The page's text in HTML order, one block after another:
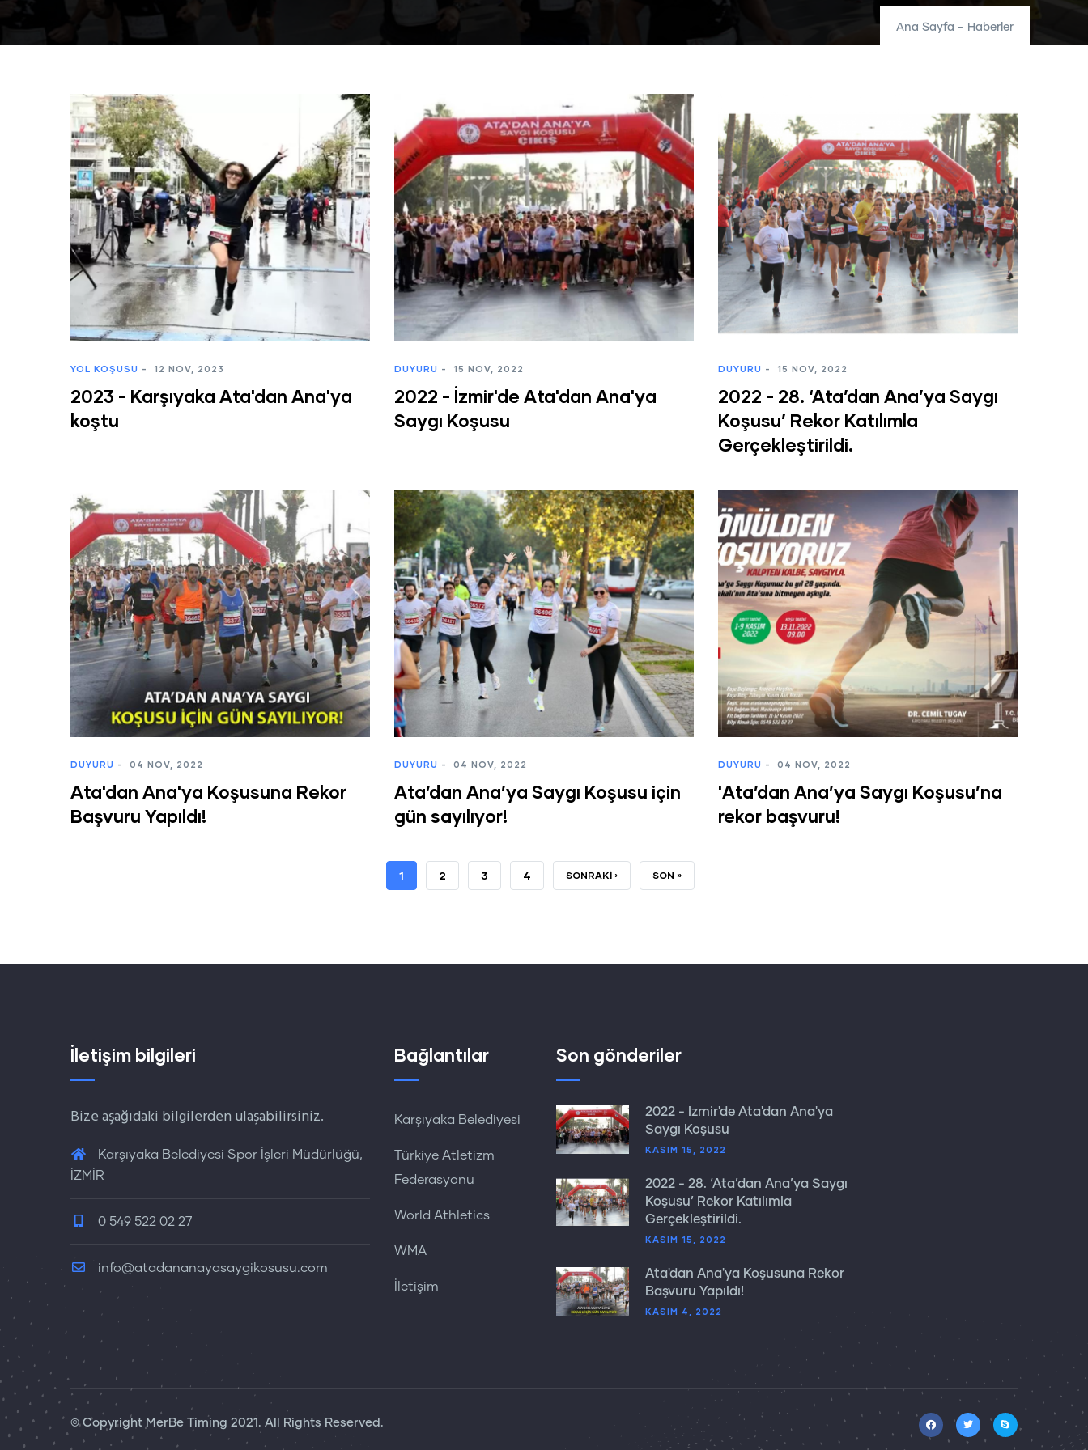
Ana Sayfa - Haberler
YOL KOŞUSU - 12 NOV, 2023
2023 - Karşıyaka Ata'dan Ana'ya
koştu
DUYURU - 15 NOV, 2022
2022 - İzmir'de Ata'dan Ana'ya
Saygı Koşusu
DUYURU - 15 NOV, 2022
2022 - 28. ‘Ata’dan Ana’ya Saygı
Koşusu’ Rekor Katılımla
Gerçekleştirildi.
DUYURU - 04 NOV, 2022
Ata'dan Ana'ya Koşusuna Rekor
Başvuru Yapıldı!
DUYURU - 04 NOV, 2022
Ata’dan Ana’ya Saygı Koşusu için
gün sayılıyor!
DUYURU - 04 NOV, 2022
'Ata’dan Ana’ya Saygı Koşusu’na
rekor başvuru!
ŞU
1 SAYFA
2 SAYFA
3 SAYFA
4 SONRAKI
SONRAKI › SON
SON »
İletişim bilgileri
Bize aşağıdaki bilgilerden ulaşabilirsiniz.
Karşıyaka Belediyesi Spor İşleri Müdürlüğü,
İZMİR
0 549 522 02 27
info@atadananayasaygikosusu.com
Bağlantılar
Karşıyaka Belediyesi
Türkiye Atletizm
Federasyonu
World Athletics
WMA
İletişim
Son gönderiler
2022 - İzmir'de Ata'dan Ana'ya
Saygı Koşusu
KASIM 15, 2022
2022 - 28. ‘Ata’dan Ana’ya Saygı
Koşusu’ Rekor Katılımla
Gerçekleştirildi.
KASIM 15, 2022
Ata'dan Ana'ya Koşusuna Rekor
Başvuru Yapıldı!
KASIM 4, 2022
© Copyright MerBe Timing 2021. All Rights Reserved.